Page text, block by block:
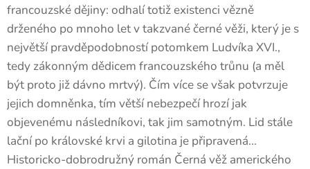
francouzské dějiny: odhalí totiž existenci vězně
drženého po mnoho let v takzvané černé věži, který je s
největší pravděpodobností potomkem Ludvíka XVI.,
tedy zákonným dědicem francouzského trůnu (a měl
být proto již dávno mrtvý). Čím více se však potvrzuje
jejich domněnka, tím větší nebezpečí hrozí jak
objevenému následníkovi, tak jim samotným. Lid stále
lační po královské krvi a gilotina je připravená...
Historicko-dobrodružný román Černá věž amerického